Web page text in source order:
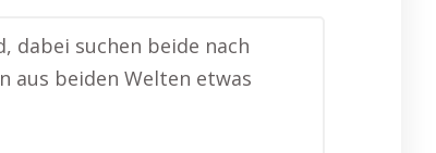
dabei suchen beide nach
aus beiden Welten etwas